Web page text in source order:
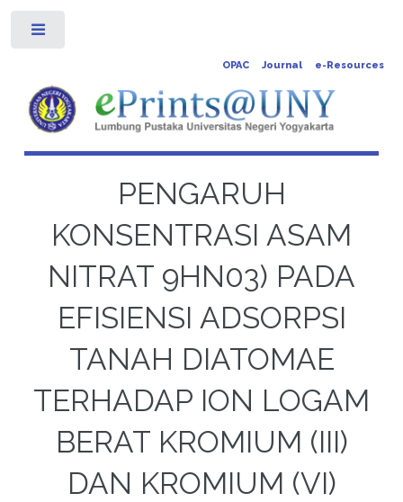
OPAC Journal e-Resources
PENGARUH
KONSENTRASI ASAM
NITRAT 9HN03) PADA
EFISIENSI ADSORPSI
TANAH DIATOMAE
TERHADAP ION LOGAM
BERAT KROMIUM (III)
DAN KROMIUM (VI)